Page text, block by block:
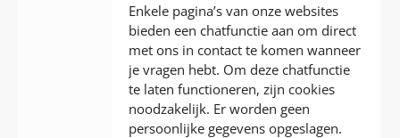
Enkele pagina’s van onze websites
bieden een chatfunctie aan om direct
met ons in contact te komen wanneer
je vragen hebt. Om deze chatfunctie
te laten functioneren, zijn cookies
noodzakelijk. Er worden geen
persoonlijke gegevens opgeslagen.